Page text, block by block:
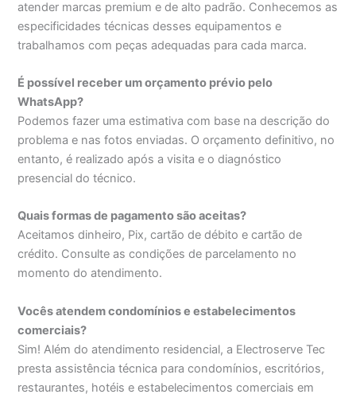
atender marcas premium e de alto padrão. Conhecemos as
especificidades técnicas desses equipamentos e
trabalhamos com peças adequadas para cada marca.
É possível receber um orçamento prévio pelo
WhatsApp?
Podemos fazer uma estimativa com base na descrição do
problema e nas fotos enviadas. O orçamento definitivo, no
entanto, é realizado após a visita e o diagnóstico
presencial do técnico.
Quais formas de pagamento são aceitas?
Aceitamos dinheiro, Pix, cartão de débito e cartão de
crédito. Consulte as condições de parcelamento no
momento do atendimento.
Vocês atendem condomínios e estabelecimentos
comerciais?
Sim! Além do atendimento residencial, a Electroserve Tec
presta assistência técnica para condomínios, escritórios,
restaurantes, hotéis e estabelecimentos comerciais em